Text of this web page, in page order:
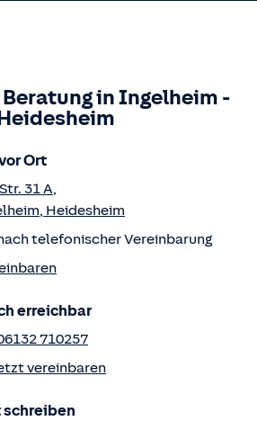
inIngelheim -
Ort
31 A,
, Heidesheim
telefonischer Vereinbarung
erreichbar
710257
vereinbaren